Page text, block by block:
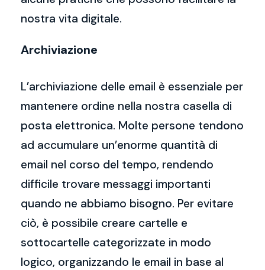
nostra vita digitale.
Archiviazione
L’archiviazione delle email è essenziale per
mantenere ordine nella nostra casella di
posta elettronica. Molte persone tendono
ad accumulare un’enorme quantità di
email nel corso del tempo, rendendo
difficile trovare messaggi importanti
quando ne abbiamo bisogno. Per evitare
ciò, è possibile creare cartelle e
sottocartelle categorizzate in modo
logico, organizzando le email in base al